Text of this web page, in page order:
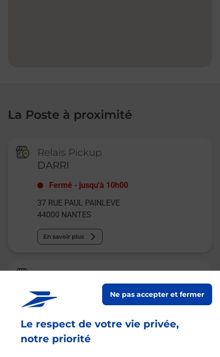
Le respect de votre vie privée,
notre priorité
Ne pas accepter et fermer
La Poste à proximité
Relais Pickup
DARRI
Fermé - jusqu'à 10h00
37 RUE PAUL PAINLEVE
44000 NANTES
En savoir plus
Relais Pickup
QUEENS HAIR SHOP
jusqu'à 10h00
11 BOULEVARD GASTON SERPETTE
44000 NANTES